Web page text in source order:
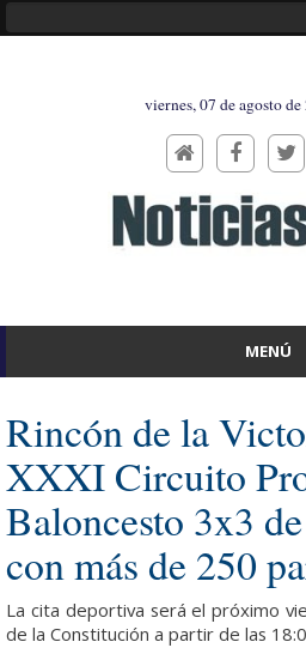
viernes, 07 de agosto
MENÚ
Rincón de la
XXXI Circuito
Baloncesto 3x3
con más de 250
La cita deportiva será el próximo
de la Constitución a partir de las